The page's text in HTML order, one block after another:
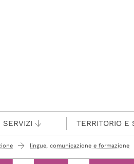
SERVIZI TERRITORIO E
lingue, comunicazione e formazione